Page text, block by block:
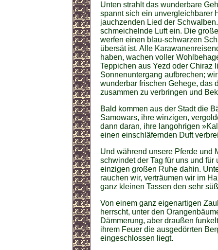
Unten strahlt das wunderbare
spannt sich ein unvergleichbarer
jauchzenden Lied der
schmeichelnde Luft ein. Die
werfen einen blau-schwarzen
übersät ist. Alle
haben, wachen voller
Teppichen aus Yezd oder Chiraz
Sonnenuntergang aufbrechen;
wunderbar frischen Gehege, das
zusammen zu verbringen und
Bald kommen aus der Stadt die
Samowars, ihre winzigen,
dann daran, ihre langohrigen
einen einschläfernden Duft
Und während unsere Pferde und
schwindet der Tag für uns und
einzigen großen Ruhe dahin.
rauchen wir, verträumen wir im
ganz kleinen Tassen den sehr
Von einem ganz eigenartigen
herrscht, unter den
Dämmerung, aber draußen
ihrem Feuer die ausgedörrten
eingeschlossen liegt.